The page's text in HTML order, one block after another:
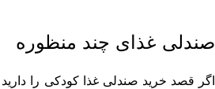
صندلی غذای چند منظوره
اگر قصد خرید صندلی غذا کودکی را دارید